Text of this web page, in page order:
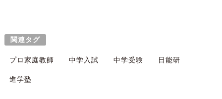
関連タグ
プロ家庭教師 中学入試 中学受験 日能研
進学塾